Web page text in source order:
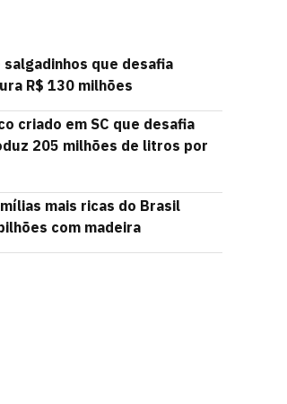
salgadinhos que desafia
R$ 130 milhões
criado em SC que desafia
205 milhões de litros por
mais ricas do Brasil
com madeira